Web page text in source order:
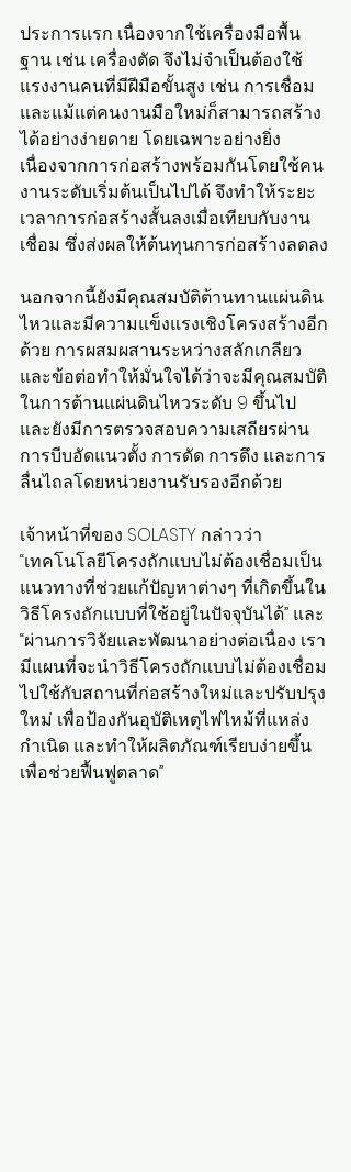
ประการแรก เนื่องจากใช้เครื่องมือพื้น
ฐาน เช่น เครื่องตัด จึงไม่จำเป็นต้องใช้
แรงงานคนที่มีฝีมือขั้นสูง เช่น การเชื่อม
และแม้แต่คนงานมือใหม่ก็สามารถสร้าง
ได้อย่างง่ายดาย โดยเฉพาะอย่างยิ่ง
เนื่องจากการก่อสร้างพร้อมกันโดยใช้คน
งานระดับเริ่มต้นเป็นไปได้ จึงทำให้ระยะ
เวลาการก่อสร้างสั้นลงเมื่อเทียบกับงาน
เชื่อม ซึ่งส่งผลให้ต้นทุนการก่อสร้างลดลง
นอกจากนี้ยังมีคุณสมบัติต้านทานแผ่นดิน
ไหวและมีความแข็งแรงเชิงโครงสร้างอีก
ด้วย การผสมผสานระหว่างสลักเกลียว
และข้อต่อทำให้มั่นใจได้ว่าจะมีคุณสมบัติ
ในการต้านแผ่นดินไหวระดับ 9 ขึ้นไป
และยังมีการตรวจสอบความเสถียรผ่าน
การบีบอัดแนวตั้ง การดัด การดึง และการ
ลื่นไถลโดยหน่วยงานรับรองอีกด้วย
เจ้าหน้าที่ของ SOLASTY กล่าวว่า
“เทคโนโลยีโครงถักแบบไม่ต้องเชื่อมเป็น
แนวทางที่ช่วยแก้ปัญหาต่างๆ ที่เกิดขึ้นใน
วิธีโครงถักแบบที่ใช้อยู่ในปัจจุบันได้” และ
“ผ่านการวิจัยและพัฒนาอย่างต่อเนื่อง เรา
มีแผนที่จะนำวิธีโครงถักแบบไม่ต้องเชื่อม
ไปใช้กับสถานที่ก่อสร้างใหม่และปรับปรุง
ใหม่ เพื่อป้องกันอุบัติเหตุไฟไหม้ที่แหล่ง
กำเนิด และทำให้ผลิตภัณฑ์เรียบง่ายขึ้น
เพื่อช่วยฟื้นฟูตลาด”